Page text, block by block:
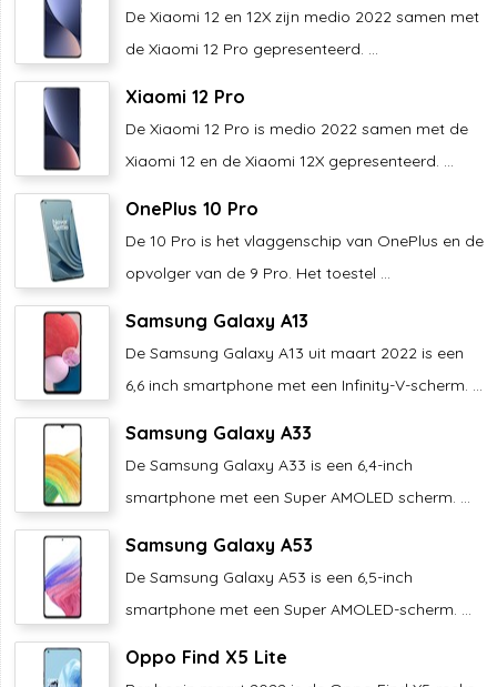
De Xiaomi 12 en 12X zijn medio 2022 samen met
de Xiaomi 12 Pro gepresenteerd. ...
Xiaomi 12 Pro
De Xiaomi 12 Pro is medio 2022 samen met de
Xiaomi 12 en de Xiaomi 12X gepresenteerd. ...
OnePlus 10 Pro
De 10 Pro is het vlaggenschip van OnePlus en de
opvolger van de 9 Pro. Het toestel ...
Samsung Galaxy A13
De Samsung Galaxy A13 uit maart 2022 is een
6,6 inch smartphone met een Infinity-V-scherm. ...
Samsung Galaxy A33
De Samsung Galaxy A33 is een 6,4-inch
smartphone met een Super AMOLED scherm. ...
Samsung Galaxy A53
De Samsung Galaxy A53 is een 6,5-inch
smartphone met een Super AMOLED-scherm. ...
Oppo Find X5 Lite